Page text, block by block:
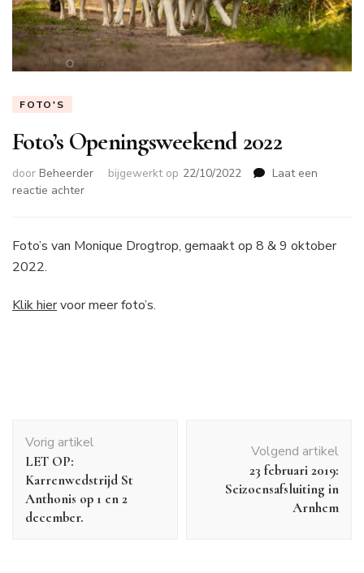
FOTO'S
Foto’s Openingsweekend 2022
door Beheerder bijgewerkt op 22/10/2022
Laat een
reactie achterop
2022
Foto’s van Monique Drogtrop, gemaakt op 8 & 9 oktober
2022.
Klik hiervoor meer foto’s.
navigatie
Vorig artikel
LET OP:
Karrenwedstrijd St
Anthonis op 1 en 2
december.
Volgend artikel
23 februari 2019:
Seizoensafsluiting in
Arnhem